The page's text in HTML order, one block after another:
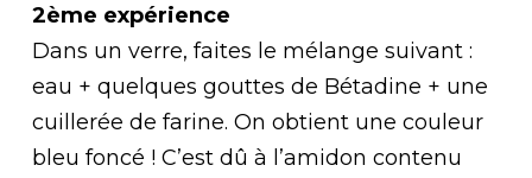
2ème expérience
Dans un verre, faites le mélange suivant :
eau + quelques gouttes de Bétadine + une
cuillerée de farine. On obtient une couleur
bleu foncé ! C’est dû à l’amidon contenu